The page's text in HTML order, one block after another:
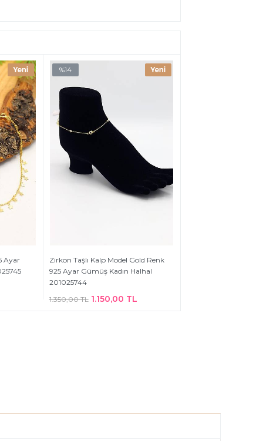
Ayar
%14
Zirkon Taşlı Kalp Model Gold Renk
925 Ayar Gümüş Kadın Halhal
201025744
1.350,00 TL 1.150,00 TL